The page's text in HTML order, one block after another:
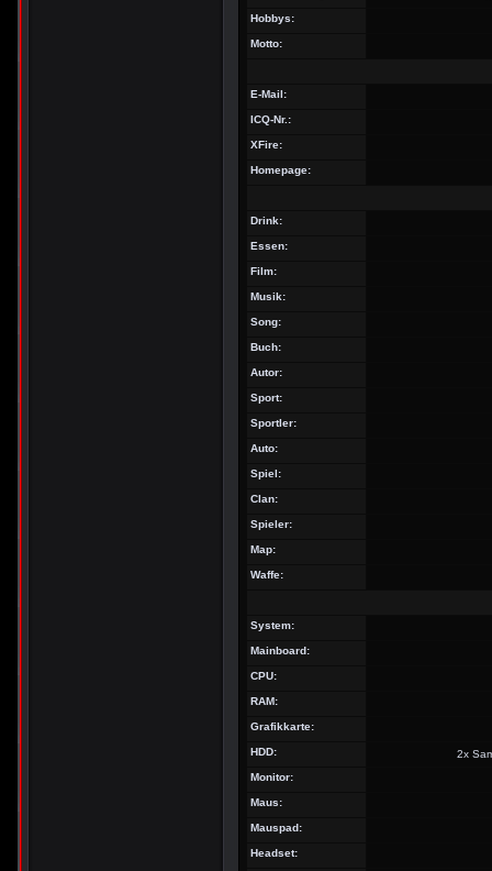
Hobbys:
Motto:
E-Mail:
ICQ-Nr.:
XFire:
Homepage:
Drink:
Essen:
Film:
Musik:
Song:
Buch:
Autor:
Sport:
Sportler:
Auto:
Spiel:
Clan:
Spieler:
Map:
Waffe:
System:
Mainboard:
CPU:
RAM:
Grafikkarte:
HDD:
2x
Monitor:
Maus:
Mauspad:
Headset: